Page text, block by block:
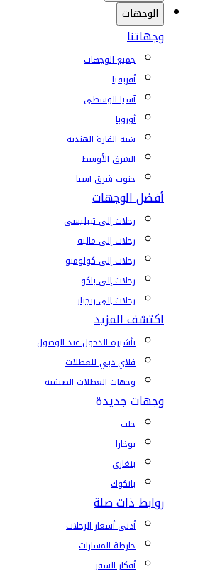
الوجهات
وجهاتنا
جميع الوجهات
أفريقيا
آسيا الوسطى
أوروبا
شبه القارة الهندية
الشرق الأوسط
جنوب شرق آسيا
أفضل الوجهات
رحلات إلى تبيليسي
رحلات إلى ماليه
رحلات إلى كولومبو
رحلات إلى باكو
رحلات إلى زنجبار
اكتشف المزيد
تأشيرة الدخول عند الوصول
فلاي دبي للعطلات
وجهات العطلات الصيفية
وجهات جديدة
حلب
بوخارا
بنغازي
بانكوك
روابط ذات صلة
أدنى أسعار الرحلات
خارطة المسارات
أفكار السفر